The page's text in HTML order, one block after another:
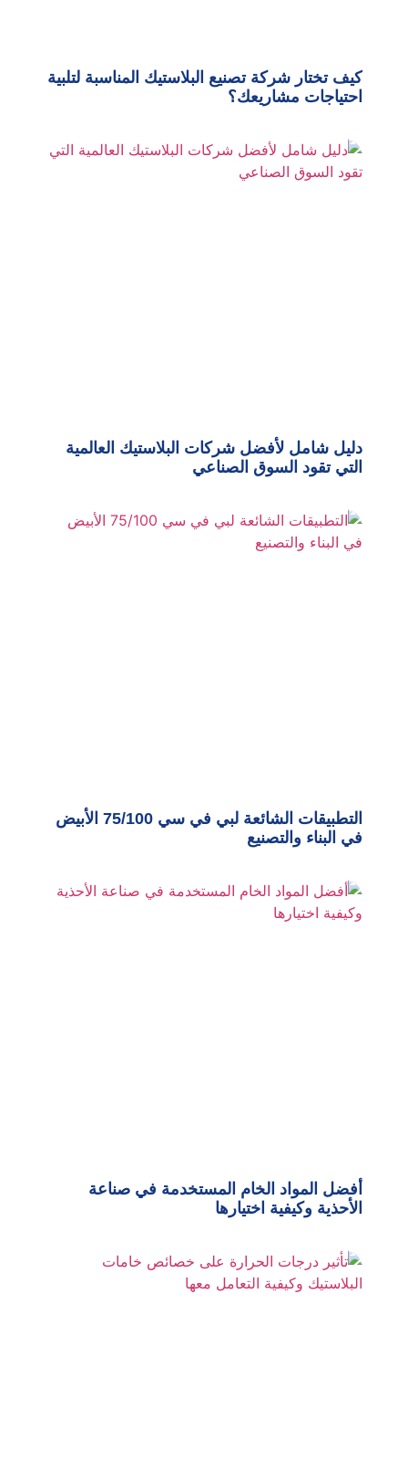
كيف تختار شركة تصنيع البلاستيك المناسبة لتلبية
احتياجات مشاريعك؟
دليل شامل لأفضل شركات البلاستيك العالمية
التي تقود السوق الصناعي
التطبيقات الشائعة لبي في سي 75/100 الأبيض
في البناء والتصنيع
أفضل المواد الخام المستخدمة في صناعة
الأحذية وكيفية اختيارها